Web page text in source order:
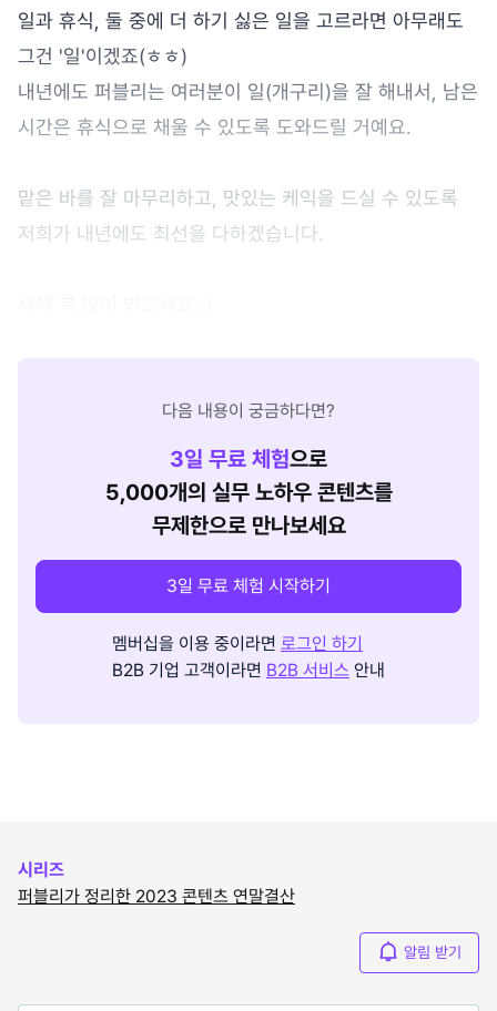
일과 휴식, 둘 중에 더 하기 싫은 일을 고르라면 아무래도
그건 '일'이겠죠(ㅎㅎ)
내년에도 퍼블리는 여러분이 일(개구리)을 잘 해내서, 남은
시간은 휴식으로 채울 수 있도록 도와드릴 거예요.
맡은 바를 잘 마무리하고, 맛있는 케익을 드실 수 있도록
저희가 내년에도 최선을 다하겠습니다.
다음 내용이 궁금하다면?
3일 무료 체험으로
5,000개의 실무 노하우 콘텐츠를
무제한으로 만나보세요
3일 무료 체험 시작하기
멤버십을 이용 중이라면 로그인 하기
B2B 기업 고객이라면 B2B 서비스 안내
시리즈
퍼블리가 정리한 2023 콘텐츠 연말결산
알림 받기